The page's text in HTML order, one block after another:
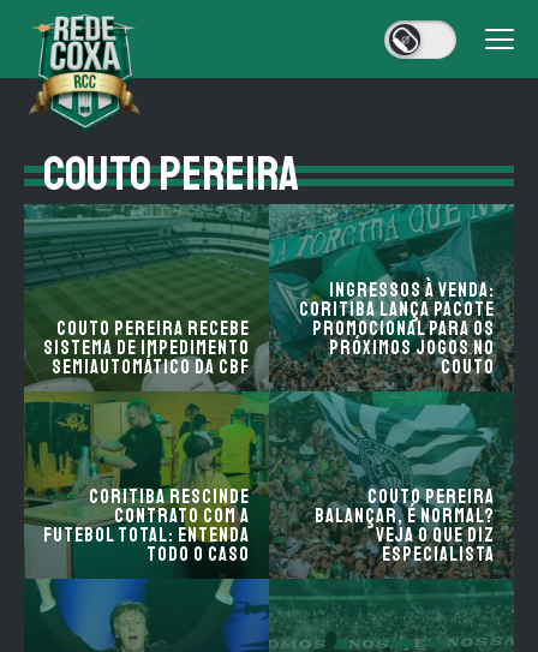
COUTO PEREIRA
Couto Pereira recebe
sistema de impedimento
semiautomático da CBF
Ingressos à venda:
Coritiba lança pacote
promocional para os
próximos jogos no
Couto
Coritiba Rescinde
Contrato com a
Futebol Total: Entenda
Todo o Caso
Couto Pereira
balançar, é normal?
Veja o que diz
especialista